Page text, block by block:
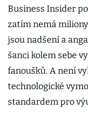
Business Insider
zatím nemá
jsou nadšení a
šanci kolem sebe
fanoušků. A není
technologické
standardem pro